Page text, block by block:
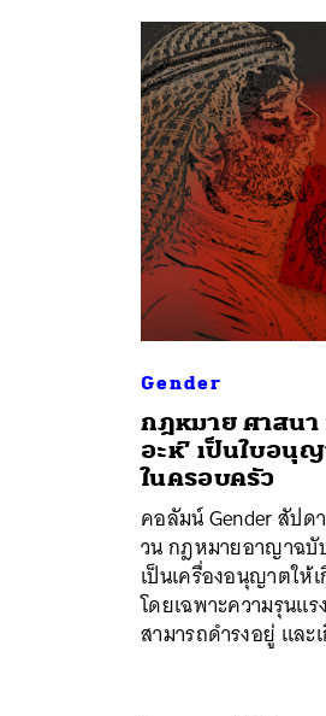
Gender
กฎหมาย ศาสนา
อะห์’ เป็นใบอนุ
ในครอบครัว
คอลัมน์ Gender สัป
วน กฎหมายอาญาฉบั
เป็นเครื่องอนุญาตให้
โดยเฉพาะความรุนแ
สามารถดำรงอยู่ และ